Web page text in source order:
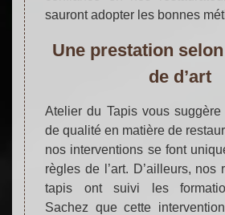
sauront adopter les bonnes
Une prestation
de d’art
Atelier du Tapis vous
de qualité en matière de
nos interventions se font
règles de l’art. D’ailleurs, nos
tapis ont suivi les
Sachez que cette